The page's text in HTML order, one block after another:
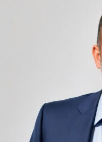
Camerele de hotel
unele de altele,
infinit de groși din
Zgomotul pașilor din
adiacent rămâne una
nemulțumiri semnalate
chiar și la unități altfel
locație. De multe ori,
drept sursa reală a
de spațiu zgomotos sau